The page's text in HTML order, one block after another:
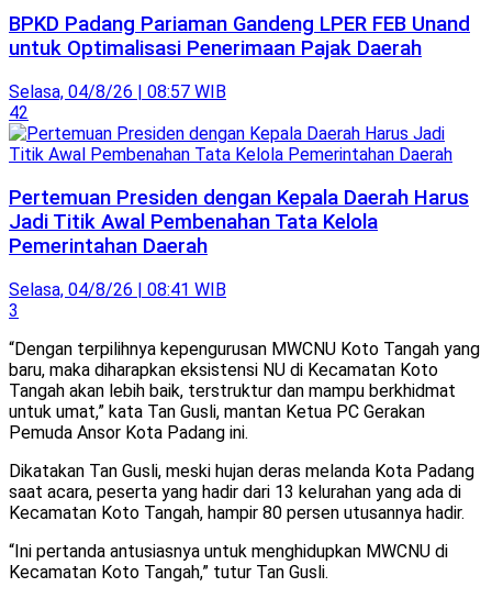
BPKD Padang Pariaman Gandeng LPER FEB Unand
untuk Optimalisasi Penerimaan Pajak Daerah
Selasa, 04/8/26 | 08:57 WIB
42
Pertemuan Presiden dengan Kepala Daerah Harus
Jadi Titik Awal Pembenahan Tata Kelola
Pemerintahan Daerah
Selasa, 04/8/26 | 08:41 WIB
3
“Dengan terpilihnya kepengurusan MWCNU Koto Tangah yang
baru, maka diharapkan eksistensi NU di Kecamatan Koto
Tangah akan lebih baik, terstruktur dan mampu berkhidmat
untuk umat,” kata Tan Gusli, mantan Ketua PC Gerakan
Pemuda Ansor Kota Padang ini.
Dikatakan Tan Gusli, meski hujan deras melanda Kota Padang
saat acara, peserta yang hadir dari 13 kelurahan yang ada di
Kecamatan Koto Tangah, hampir 80 persen utusannya hadir.
“Ini pertanda antusiasnya untuk menghidupkan MWCNU di
Kecamatan Koto Tangah,” tutur Tan Gusli.